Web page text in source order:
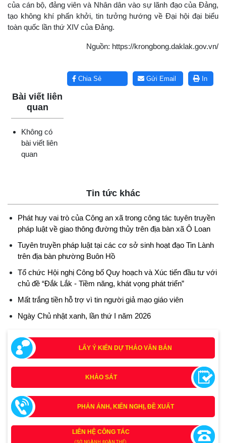
của cán bộ, đảng viên và Nhân dân vào sự lãnh đạo của Đảng,
tạo không khí phấn khởi, tin tưởng hướng về Đại hội đại biểu
toàn quốc lần thứ XIV của Đảng.
Nguồn: https://krongbong.daklak.gov.vn/
In
Gửi Email
Chia Sẻ
Bài viết liên
quan
Không có
bài viết liên
quan
Tin tức khác
Phát huy vai trò của Công an xã trong công tác tuyên truyền
pháp luật về giao thông đường thủy trên địa bàn xã Ô Loan
Tuyên truyền pháp luật tại các cơ sở sinh hoạt đạo Tin Lành
trên địa bàn phường Buôn Hồ
Tổ chức Hội nghị Công bố Quy hoạch và Xúc tiến đầu tư với
chủ đề “Đắk Lắk - Tiềm năng, khát vọng phát triển”
Mất trắng tiền hỗ trợ vì tin người giả mạo giáo viên
Ngày Chủ nhật xanh, lần thứ I năm 2026
LẤY Ý KIẾN DỰ THẢO VĂN BẢN
KHẢO SÁT
PHẢN ÁNH, KIẾN NGHỊ, ĐỀ XUẤT
LIÊN HỆ CÔNG TÁC
Tích cực tham gia góp ý, tuyên truyền dự thảo Bộ luật Hình
sự (sửa đổi) và Luật Tổ chức cơ quan điều tra (sửa đổi)